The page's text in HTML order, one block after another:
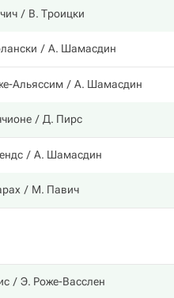
В. Троицки
А. Шамасдин
Альяссим А. Шамасдин
Д. Пирс
А. Шамасдин
М. Павич
Э. Роже-Васслен